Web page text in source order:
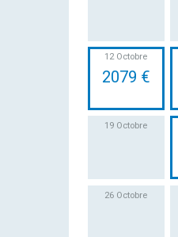
12 Octobre
2079 €
19 Octobre
26 Octobre